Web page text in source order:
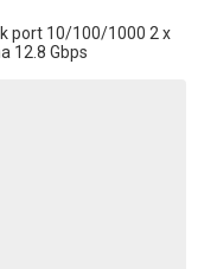
port 10/100/1000 2 x
12.8 Gbps